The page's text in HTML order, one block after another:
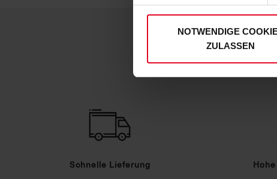
NOTWENDIGE
ZULASSEN
Schnelle Lieferung